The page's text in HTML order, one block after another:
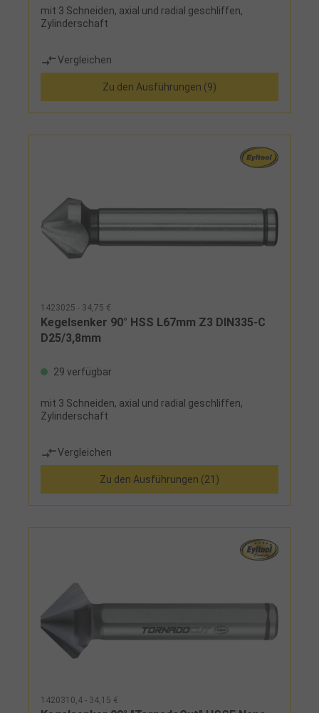
mit 3 Schneiden, axial und radial geschliffen,
Zylinderschaft
Vergleichen
Zu den Ausführungen (9)
1423025 - 34,75 €
Kegelsenker 90° HSS L67mm Z3 DIN335-C
D25/3,8mm
29 verfügbar
mit 3 Schneiden, axial und radial geschliffen,
Zylinderschaft
Vergleichen
Zu den Ausführungen (21)
1420310,4 - 34,15 €